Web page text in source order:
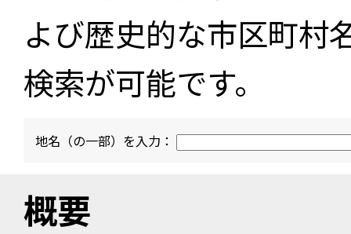
よび歴史的な市区町村
検索が可能です。
地名（の一部）を入力：
概要